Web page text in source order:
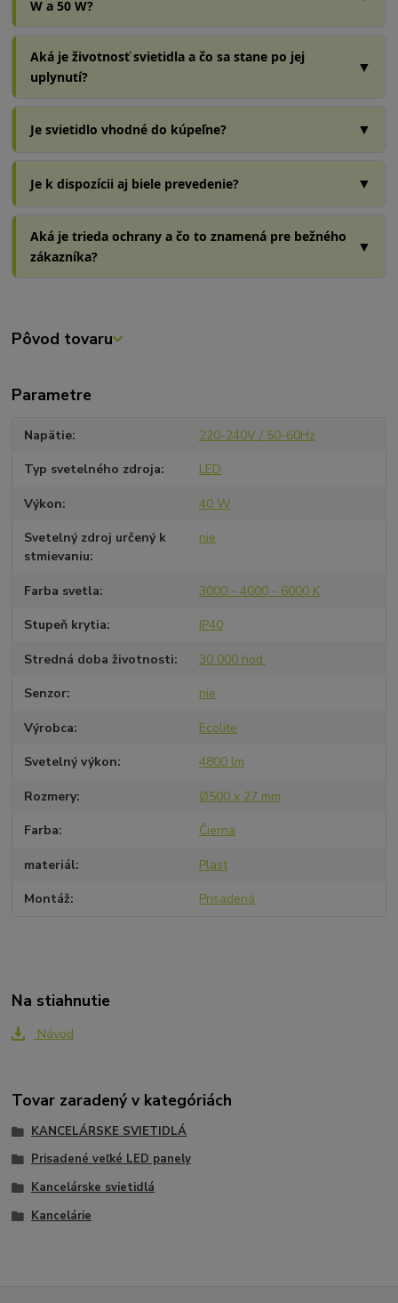
W a 50 W?
Aká je životnosť svietidla a čo sa stane po jej
uplynutí?
▼
Je svietidlo vhodné do kúpeľne? ▼
Je k dispozícii aj biele prevedenie? ▼
Aká je trieda ochrany a čo to znamená pre bežného
zákazníka?
▼
Pôvod tovaru
Parametre
Napätie 220-240V / 50-60Hz
Typ svetelného zdroja LED
Výkon 40 W
Svetelný zdroj určený k
stmievaniu
nie
Farba svetla 3000 - 4000 - 6000 K
Stupeň krytia IP40
Stredná doba životnosti 30 000 hod.
Senzor nie
Výrobca Ecolite
Svetelný výkon 4800 lm
Rozmery Ø500 x 27 mm
Farba Čierna
materiál Plast
Montáž Prisadená
Na stiahnutie
Návod
Tovar zaradený v kategóriách
KANCELÁRSKE SVIETIDLÁ
Prisadené veľké LED panely
Kancelárske svietidlá
Kancelárie